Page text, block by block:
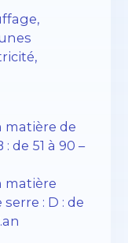
matière de
de 51 à 90 –
matière
: D : de